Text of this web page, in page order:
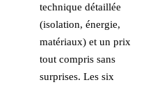
technique détaillée
(isolation, énergie,
matériaux) et un prix
tout compris sans
surprises. Les six